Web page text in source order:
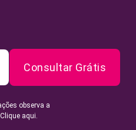
Consultar Grátis
observa a
Clique aqui.